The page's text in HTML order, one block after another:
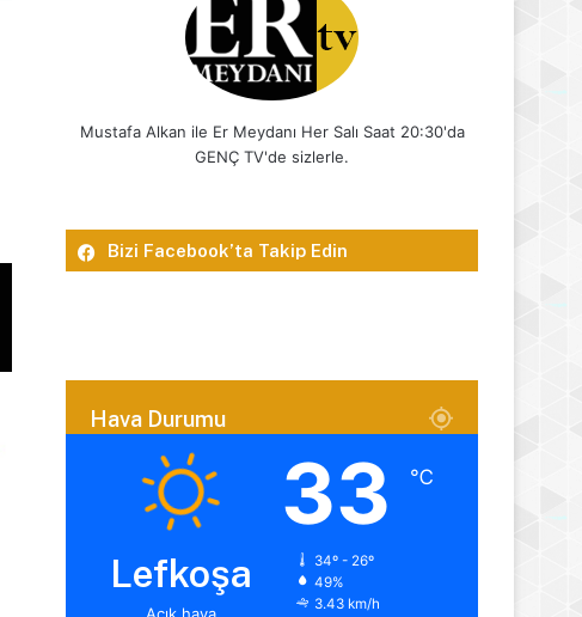
Mustafa Alkan ile Er Meydanı Her Salı Saat 20:30'da
GENÇ TV'de sizlerle.
Bizi Facebook’ta Takip Edin
Hava Durumu
Lefkoşa
33 ℃
34º - 26º
49%
3.43 km/h